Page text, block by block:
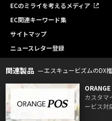
ECのミライを考えるメディア
EC関連キーワード集
サイトマップ
ニュースレター登録
関連製品 エスキュービズムのDX
カスタマ
ービス対